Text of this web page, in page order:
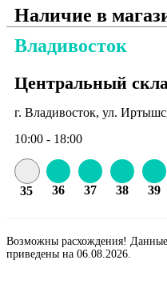
Наличие в
Владивосток
Центральный
г. Владивосток, ул.
10:00 - 18:00
35 36 37 38 39
Возможны расхождения!
приведены на 06.08.2026.